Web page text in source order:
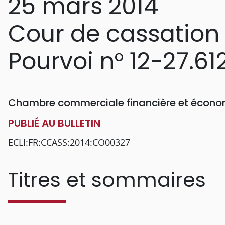
Cour de cassation
Pourvoi n° 12-
Chambre commerciale financière et
PUBLIÉ AU BULLETIN
ECLI:FR:CCASS:2014:CO00327
Titres et sommaires